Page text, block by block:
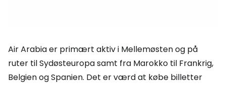
Air Arabia er primært aktiv i Mellemøsten og på
ruter til Sydøsteuropa samt fra Marokko til Frankrig,
Belgien og Spanien. Det er værd at købe billetter